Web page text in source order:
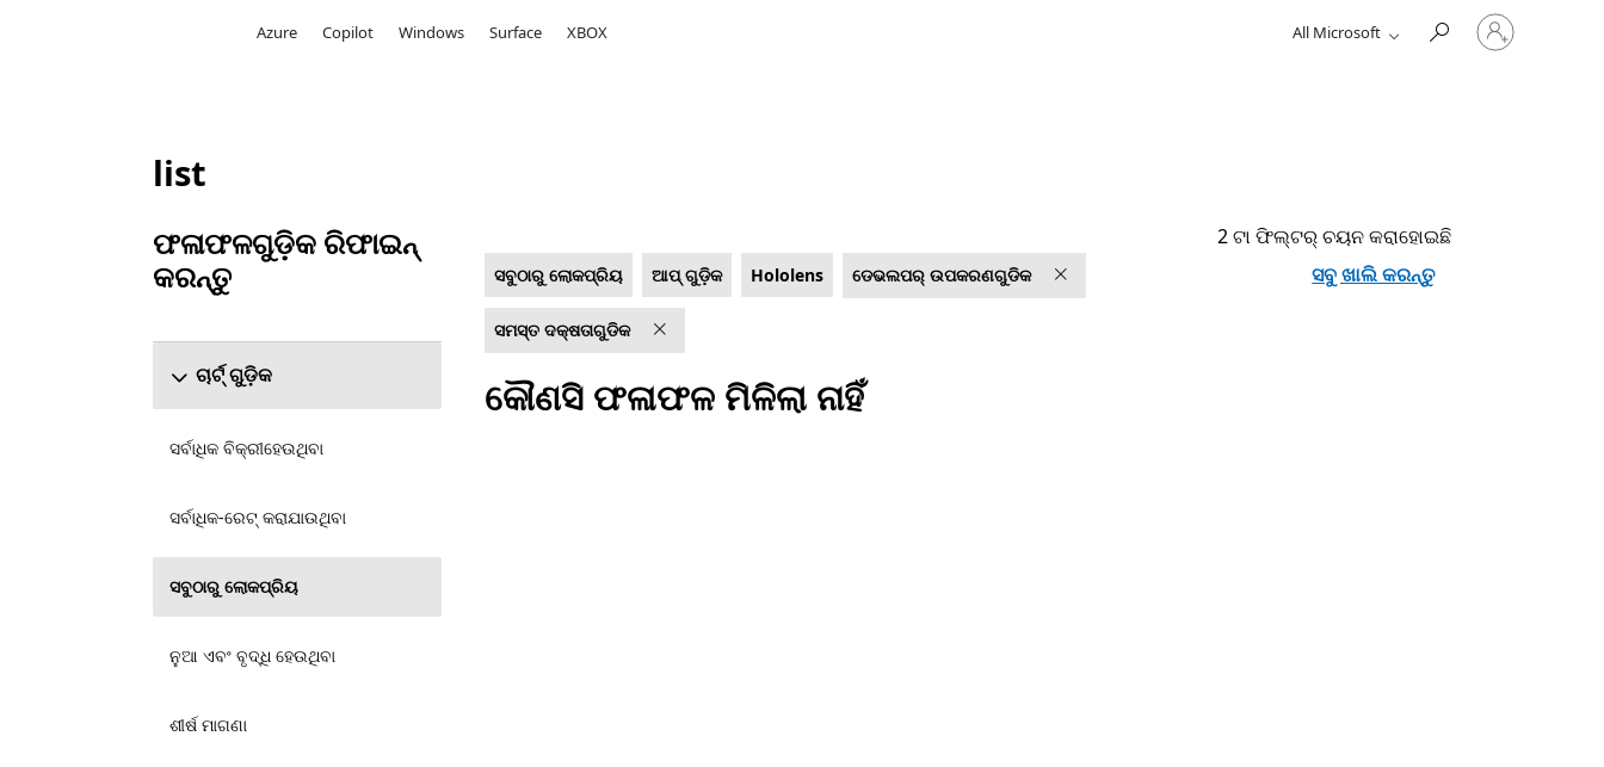
Azure Copilot Windows Surface XBOX All Microsoft
ଆପଣଙ୍କର
ଅକାଉଣ୍ଟ
ସହିତ
Microsoft.com ତାଲିକାଭୁକ୍ତ କରନ୍ତୁ
list
ଫଳାଫଳଗୁଡ଼ିକ ରିଫାଇନ୍
କରନ୍ତୁ
ଫଳାଫଳଗୁଡ଼ିକ ରିଫାଇନ୍ କରନ୍ତୁ ବିଭାଗକୁ ସ୍କିପ୍ କରନ୍ତୁ
ଚାର୍ଟ୍ ଗୁଡ଼ିକ
ସର୍ବାଧିକ ବିକ୍ରୀହେଉଥିବା
ସର୍ବାଧିକ-ରେଟ୍ କରାଯାଉଥିବା
ସବୁଠାରୁ ଲୋକପ୍ରିୟ
ନୁଆ ଏବଂ ବୃଦ୍ଧି ହେଉଥିବା
ଶୀର୍ଷ ମାଗଣା
ସବୁଠାରୁ ଲୋକପ୍ରିୟ ଆପ୍ ଗୁଡ଼ିକ Hololens ଡେଭଲପର୍‍ ଉପକରଣଗୁଡିକ
ସମସ୍ତ ଦକ୍ଷତାଗୁଡିକ
2 ଟା ଫିଲ୍ଟର୍ ଚୟନ କରାହୋଇଛି
ସବୁ ଖାଲି କରନ୍ତୁ
କୌଣସି ଫଳାଫଳ ମିଳିଲା ନାହିଁ